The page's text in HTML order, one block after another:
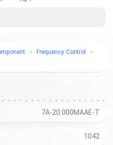
Frequency Control
7A-20.000MAAE-T
1042